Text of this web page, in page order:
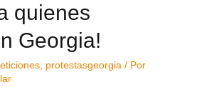
quienes
Georgia!
, protestasgeorgia / Por